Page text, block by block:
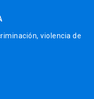
violencia de